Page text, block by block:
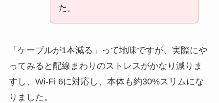
た。
「ケーブルが1本減る」って地味ですが、実際にや
ってみると配線まわりのストレスがかなり減りま
すし、Wi-Fi 6に対応し、本体も約30%スリムにな
りました。